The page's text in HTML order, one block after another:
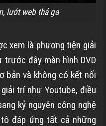
lướt web thả ga
xem là phương tiện giải
trước đây màn hình DVD
bản và không có kết nối
trí như Youtube, điều
kỷ nguyên công nghệ
đáp ứng tất cả những